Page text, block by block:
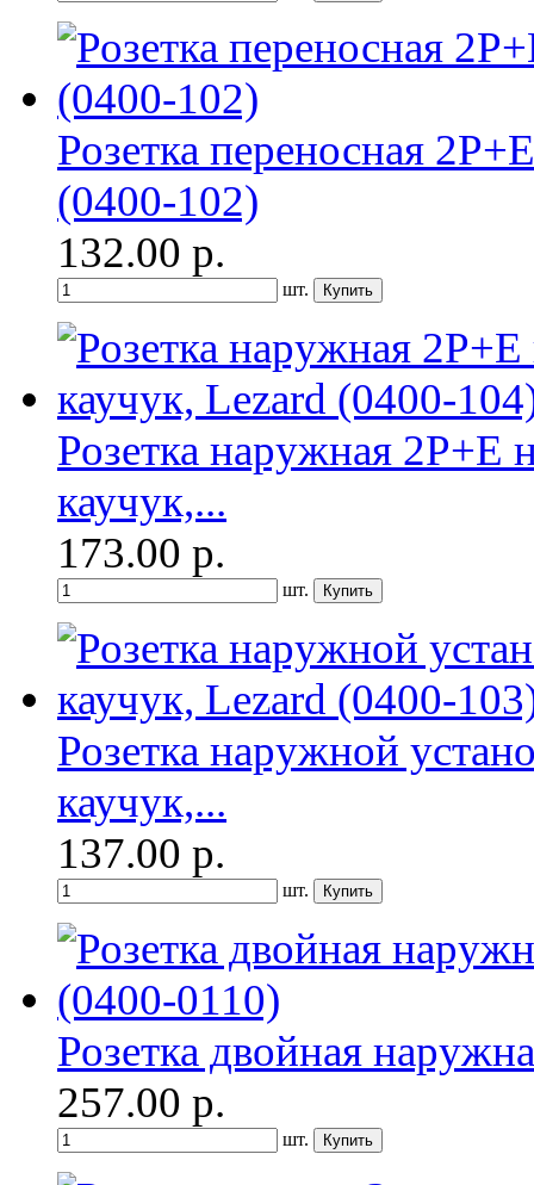
Розетка переносная
(0400-102)
132.00 р.
шт.
Розетка наружная 2P+E
каучук,...
173.00 р.
шт.
Розетка наружной
каучук,...
137.00 р.
шт.
Розетка двойная
257.00 р.
шт.